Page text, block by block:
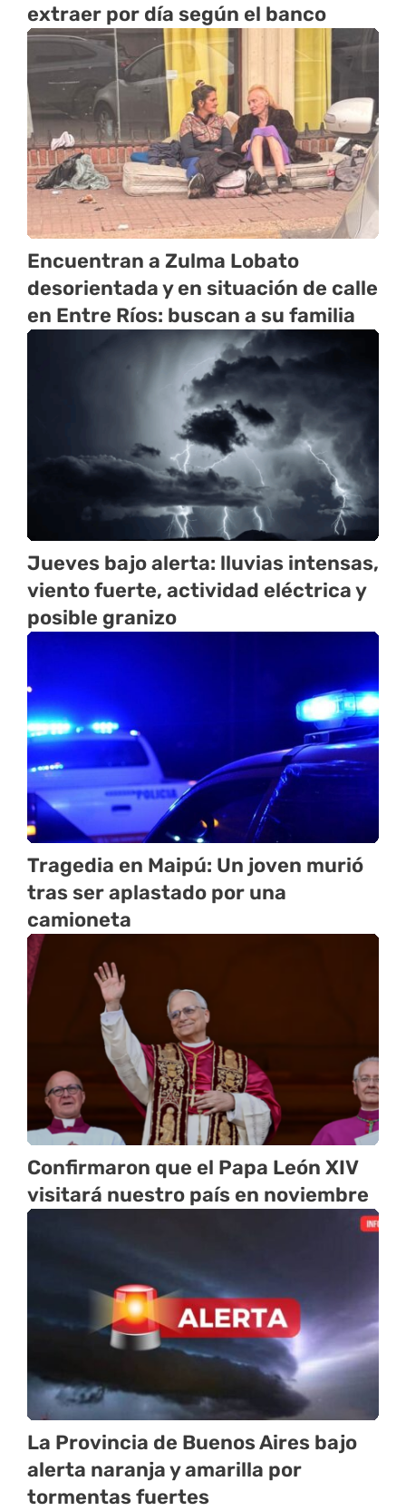
extraer por día según el banco
Encuentran a Zulma Lobato
desorientada y en situación de calle
en Entre Ríos: buscan a su familia
Jueves bajo alerta: lluvias intensas,
viento fuerte, actividad eléctrica y
posible granizo
Tragedia en Maipú: Un joven murió
tras ser aplastado por una
camioneta
Confirmaron que el Papa León XIV
visitará nuestro país en noviembre
La Provincia de Buenos Aires bajo
alerta naranja y amarilla por
tormentas fuertes